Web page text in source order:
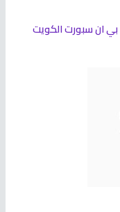
بي ان سبورت الكويت